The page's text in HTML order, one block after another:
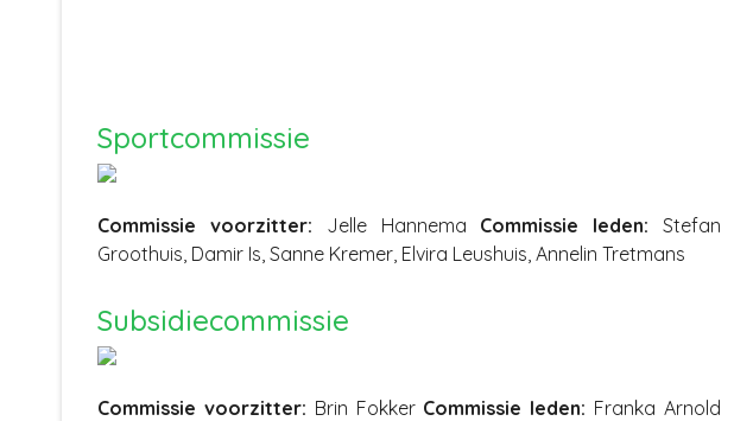
Sportcommissie
Commissie voorzitter: Jelle Hannema Commissie leden:Stefan
Groothuis, Damir Is, Sanne Kremer, Elvira Leushuis, Annelin Tretmans
Subsidiecommissie
Commissie voorzitter: Brin Fokker Commissie leden: Franka Arnold